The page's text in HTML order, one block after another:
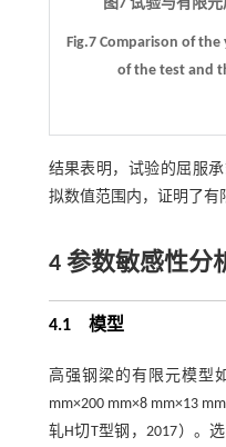
图7 试验与有限
Fig.7 Comparison of
of the test and
结果表明，试验的屈服
拟数值范围内，证明了有
4 参数敏感性分
4.1模型
高强钢梁的有限元模型
mm×200 mm×8 mm×13
轧H切T型钢，2017）。